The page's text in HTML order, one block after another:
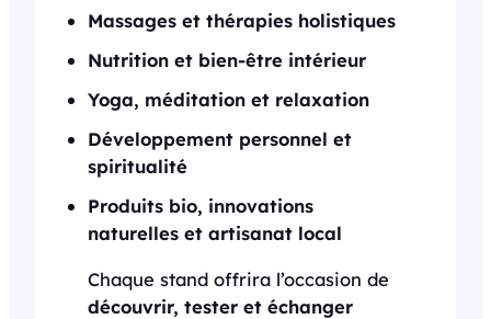
Massages et thérapies holistiques
Nutrition et bien-être intérieur
Yoga, méditation et relaxation
Développement personnel et
spiritualité
Produits bio, innovations
naturelles et artisanat local
Chaque stand offrira l’occasion de
découvrir, tester et échanger